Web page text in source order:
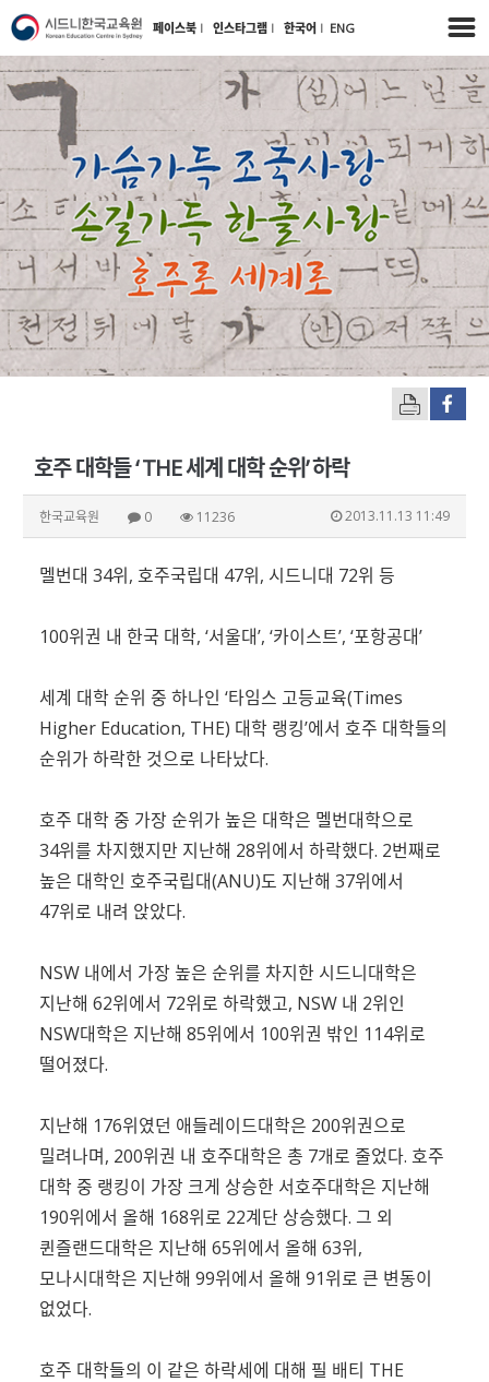
페이스북 l 인스타그램 l 한국어 l ENG
호주 대학들 ‘ THE 세계 대학 순위’ 하락
한국교육원 0 11236 2013.11.13 11:49
멜번대 34위, 호주국립대 47위, 시드니대 72위 등
100위권 내 한국 대학, ‘서울대’, ‘카이스트’, ‘포항공대’
세계 대학 순위 중 하나인 ‘타임스 고등교육(Times
Higher Education, THE) 대학 랭킹’에서 호주 대학들의
순위가 하락한 것으로 나타났다.
호주 대학 중 가장 순위가 높은 대학은 멜번대학으로
34위를 차지했지만 지난해 28위에서 하락했다. 2번째로
높은 대학인 호주국립대(ANU)도 지난해 37위에서
47위로 내려 앉았다.
NSW 내에서 가장 높은 순위를 차지한 시드니대학은
지난해 62위에서 72위로 하락했고, NSW 내 2위인
NSW대학은 지난해 85위에서 100위권 밖인 114위로
떨어졌다.
지난해 176위였던 애들레이드대학은 200위권으로
밀려나며, 200위권 내 호주대학은 총 7개로 줄었다. 호주
대학 중 랭킹이 가장 크게 상승한 서호주대학은 지난해
190위에서 올해 168위로 22계단 상승했다. 그 외
퀸즐랜드대학은 지난해 65위에서 올해 63위,
모나시대학은 지난해 99위에서 올해 91위로 큰 변동이
없었다.
호주 대학들의 이 같은 하락세에 대해 필 배티 THE